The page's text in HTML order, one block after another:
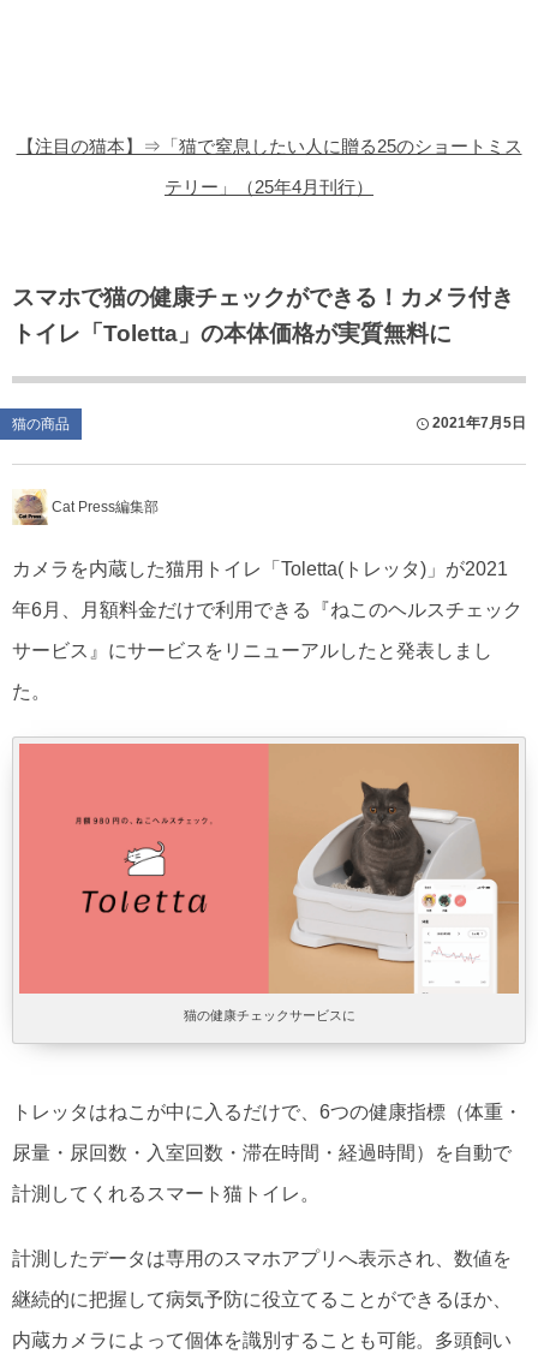
【注目の猫本】⇒「猫で窒息したい人に贈る25のショートミス
テリー」（25年4月刊行）
スマホで猫の健康チェックができる！カメラ付き
トイレ「Toletta」の本体価格が実質無料に
猫の商品 2021年7月5日
Cat Press編集部
カメラを内蔵した猫用トイレ「Toletta(トレッタ)」が2021
年6月、月額料金だけで利用できる『ねこのヘルスチェック
サービス』にサービスをリニューアルしたと発表しまし
た。
猫の健康チェックサービスに
トレッタはねこが中に入るだけで、6つの健康指標（体重・
尿量・尿回数・入室回数・滞在時間・経過時間）を自動で
計測してくれるスマート猫トイレ。
計測したデータは専用のスマホアプリへ表示され、数値を
継続的に把握して病気予防に役立てることができるほか、
内蔵カメラによって個体を識別することも可能。多頭飼い
猫のゲーム・アプリ
猫のフリー写真素材